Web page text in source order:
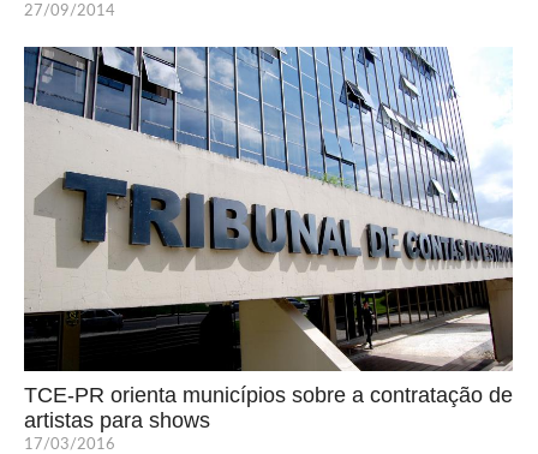
27/09/2014
TCE-PR orienta municípios sobre a contratação de
artistas para shows
17/03/2016